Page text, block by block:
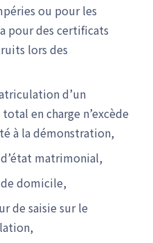
ou pour les
pour des certificats
lors des
d’un
en charge n’excède
à la démonstration,
matrimonial,
de domicile,
de saisie sur le